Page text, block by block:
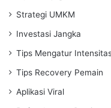
Strategi UMKM
Investasi Jangka
Tips Mengatur
Tips Recovery Pemain
Aplikasi Viral